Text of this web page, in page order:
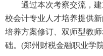
通过本次考察交流，
校会计专业人才培养提供
培养方案修订、双师型教
础。(郑州财税金融职业学